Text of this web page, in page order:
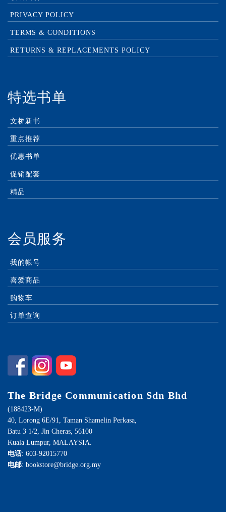
PRIVACY POLICY
TERMS & CONDITIONS
RETURNS & REPLACEMENTS POLICY
特选书单
文桥新书
重点推荐
优惠书单
促销配套
精品
会员服务
我的帐号
喜爱商品
购物车
订单查询
The Bridge Communication Sdn Bhd
(188423-M)
40, Lorong 6E/91, Taman Shamelin Perkasa,
Batu 3 1/2, Jln Cheras, 56100
Kuala Lumpur, MALAYSIA.
电话: 603-92015770
电邮: bookstore@bridge.org.my